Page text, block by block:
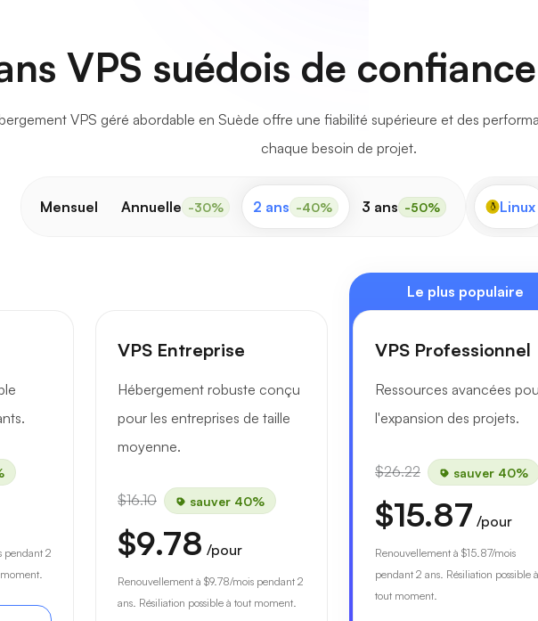
VPS suédois de
VPS géré abordable en Suède offre une fiabilité supérieure et des
chaque besoin de projet.
Mensuel Annuelle -30% 2 ans -40% 3 ans -50% Linux
pendant 2
VPS Entreprise
Hébergement robuste conçu
pour les entreprises de taille
moyenne.
$16.10 sauver 40%
$9.78 /pour
Renouvellement à $9.78/mois pendant 2
ans. Résiliation possible à tout moment.
Le plus populaire
VPS Professionnel
Ressources avancées
l'expansion des projets.
$26.22 sauver 40%
$15.87 /pour
Renouvellement à $15.87/mois
pendant 2 ans. Résiliation possible à
tout moment.